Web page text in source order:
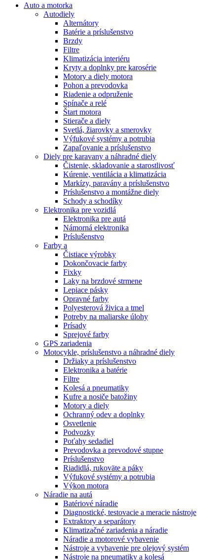
Auto a motorka
Autodiely
Alternátory
Batérie a príslušenstvo
Brzdy
Filtre
Klimatizácia interiéru
Kryty a doplnky pre karosérie
Motory a diely motora
Pohon a prevodovka
Riadenie a odpruženie
Spínače a relé
Štart motora
Stierače a diely
Svetlá, žiarovky a smerovky
Výfukové systémy a potrubia
Zapaľovanie a príslušenstvo
Diely pre karavany a náhradné diely
Čistenie, skladovanie a starostlivosť
Kúrenie, ventilácia a klimatizácia
Markízy, paravány a príslušenstvo
Príslušenstvo a montážne diely
Schody a schodíky
Elektronika pre vozidlá
Elektronika pre autá
Námorná elektronika
Príslušenstvo
Farby a
Čistiace výrobky
Dokončovacie farby
Fixky
Laky na brzdové strmene
Lepiace pásky
Opravné farby
Polyesterová živica a tmel
Potreby na maliarske úlohy
Prísady
Sprejové farby
GPS zariadenia
Motocykle, príslušenstvo a náhradné diely
Držiaky a príslušenstvo
Elektronika a batérie
Filtre
Kolesá a pneumatiky
Kufre a nosiče batožiny
Motory a diely
Ochranný odev a doplnky
Osvetlenie
Podvozky
Poťahy sedadiel
Prevodovka a prevodové stupne
Príslušenstvo
Riadidlá, rukoväte a páky
Výfukové systémy a potrubia
Výkon motora
Náradie na autá
Batériové náradie
Diagnostické, testovacie a meracie nástroje
Extraktory a separátory
Klimatizačné zariadenia a náradie
Náradie a motorové vybavenie
Nástroje a vybavenie pre olejový systém
Nástroje na pneumatiky a kolesá